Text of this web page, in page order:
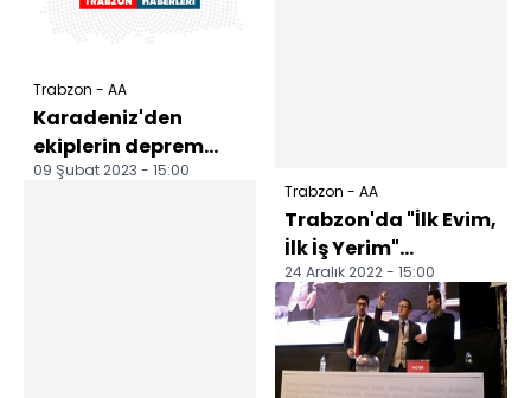
Trabzon - AA
Karadeniz'den
ekiplerin deprem
bölgesine sevki
09 Şubat 2023 - 15:00
Trabzon - AA
Trabzon'da "İlk Evim,
İlk İş Yerim"
projesinin kura
çekilişine devam
edildi
24 Aralık 2022 - 15:00